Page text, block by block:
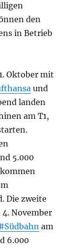
den
in Betrieb
Oktober mit
und
landen
am T1,
5.000
Die zweite
November
am
6.000